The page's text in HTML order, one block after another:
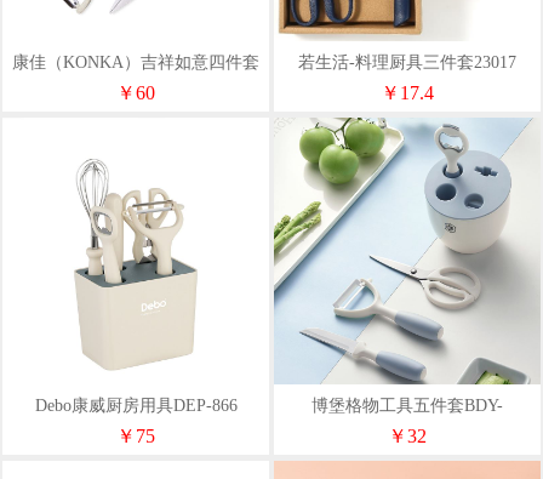
康佳（KONKA）吉祥如意四件套
KZ-DJ05
￥60
若生活-料理厨具三件套23017
￥17.4
Debo康威厨房用具DEP-866
￥75
博堡格物工具五件套BDY-
GW698A
￥32